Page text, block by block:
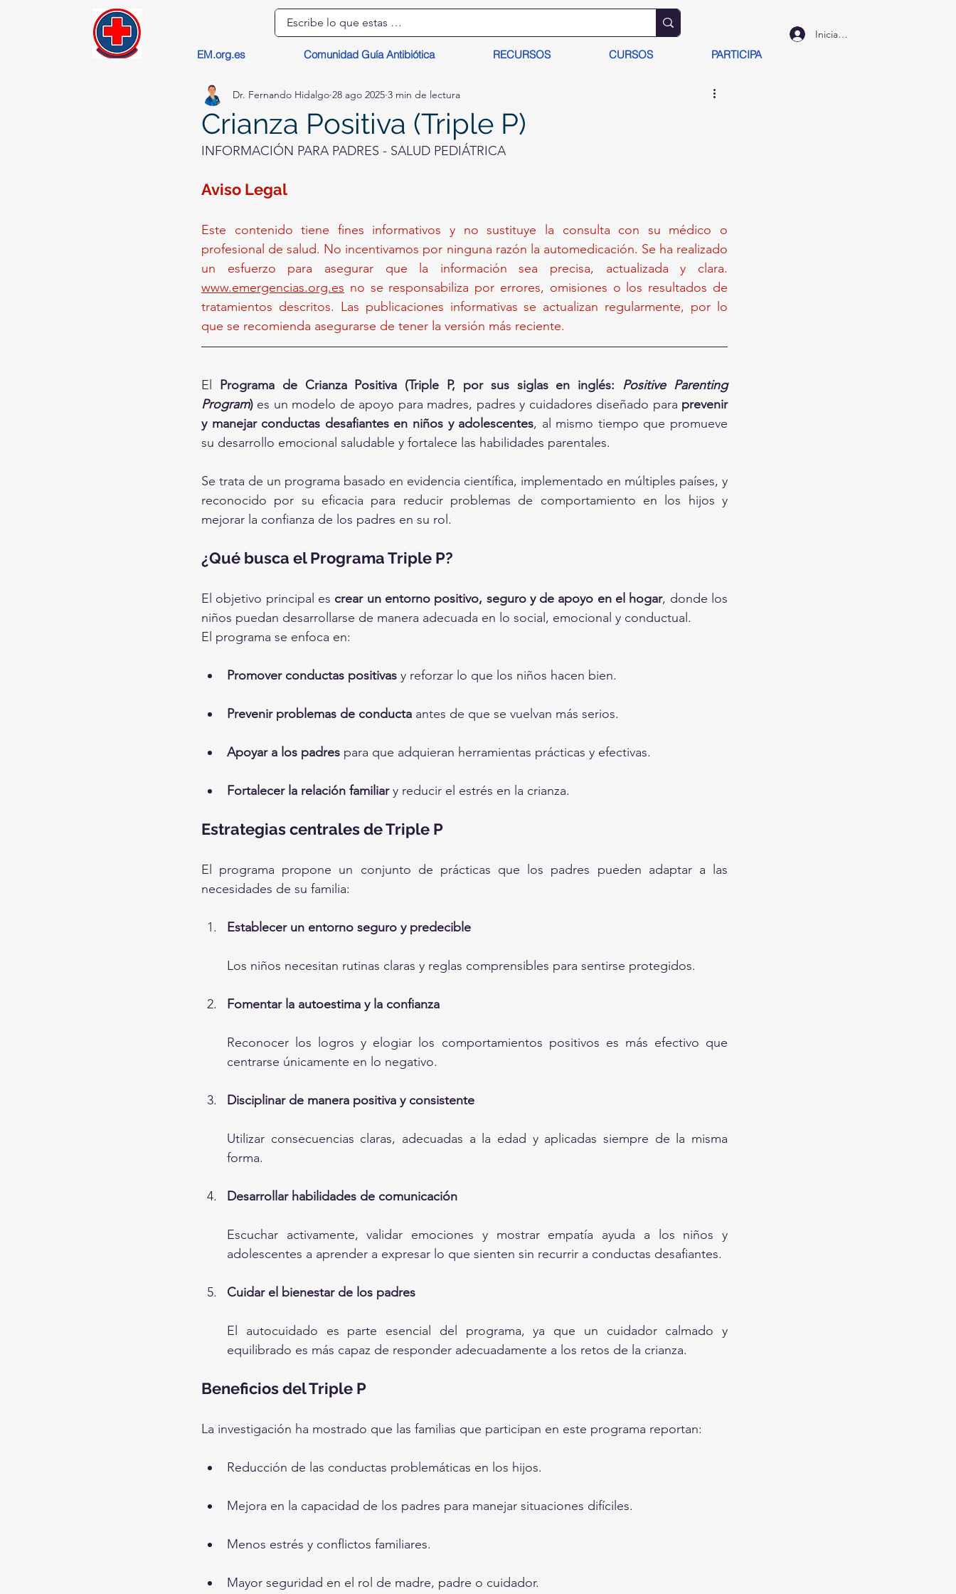
EM.org.es Comunidad Guía Antibiótica RECURSOS CURSOS PARTICIPA
Iniciar sesión
Crianza Positiva (Triple P)
Dr. Fernando Hidalgo 28 ago 2025 3 min de lectura
INFORMACIÓN PARA PADRES - SALUD PEDIÁTRICA
Aviso Legal
Este contenido tiene fines informativos y no sustituye la consulta con su médico o
profesional de salud. No incentivamos por ninguna razón la automedicación. Se ha realizado
www.emergencias.org.es no se responsabiliza por errores, omisiones o los resultados de
tratamientos descritos. Las publicaciones informativas se actualizan regularmente, por lo
que se recomienda asegurarse de tener la versión más reciente.
El Programa de Crianza Positiva (Triple P, por sus siglas en inglés: Positive Parenting
Program) es un modelo de apoyo para madres, padres y cuidadores diseñado para prevenir
y manejar conductas desafiantes en niños y adolescentes, al mismo tiempo que promueve
su desarrollo emocional saludable y fortalece las habilidades parentales.
Se trata de un programa basado en evidencia científica, implementado en múltiples países, y
reconocido por su eficacia para reducir problemas de comportamiento en los hijos y
mejorar la confianza de los padres en su rol.
¿Qué busca el Programa Triple P?
El objetivo principal es crear un entorno positivo, seguro y de apoyo en el hogar, donde los
niños puedan desarrollarse de manera adecuada en lo social, emocional y conductual.
El programa se enfoca en:
Promover conductas positivas y reforzar lo que los niños hacen bien.
Prevenir problemas de conducta antes de que se vuelvan más serios.
Apoyar a los padres para que adquieran herramientas prácticas y efectivas.
Fortalecer la relación familiar y reducir el estrés en la crianza.
Estrategias centrales de Triple P
El programa propone un conjunto de prácticas que los padres pueden adaptar a las
necesidades de su familia:
Establecer un entorno seguro y predecible
Los niños necesitan rutinas claras y reglas comprensibles para sentirse protegidos.
Fomentar la autoestima y la confianza
Reconocer los logros y elogiar los comportamientos positivos es más efectivo que
centrarse únicamente en lo negativo.
Disciplinar de manera positiva y consistente
Utilizar consecuencias claras, adecuadas a la edad y aplicadas siempre de la misma
forma.
Desarrollar habilidades de comunicación
Escuchar activamente, validar emociones y mostrar empatía ayuda a los niños y
adolescentes a aprender a expresar lo que sienten sin recurrir a conductas desafiantes.
Cuidar el bienestar de los padres
El autocuidado es parte esencial del programa, ya que un cuidador calmado y
equilibrado es más capaz de responder adecuadamente a los retos de la crianza.
Beneficios del Triple P
La investigación ha mostrado que las familias que participan en este programa reportan:
Reducción de las conductas problemáticas en los hijos.
Mejora en la capacidad de los padres para manejar situaciones difíciles.
Menos estrés y conflictos familiares.
Mayor seguridad en el rol de madre, padre o cuidador.